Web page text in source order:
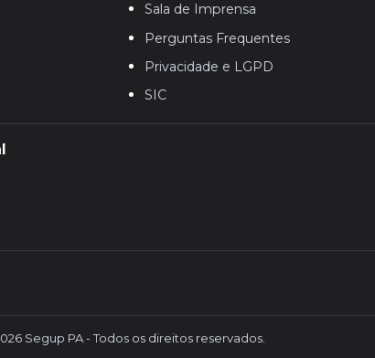
Sala de Imprensa
Perguntas Frequentes
Privacidade e LGPD
SIC
Segup PA - Todos os direitos reservados.